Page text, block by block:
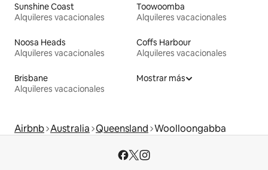
Sunshine Coast
Alquileres vacacionales
Toowoomba
Alquileres vacacionales
Noosa Heads
Alquileres vacacionales
Coffs Harbour
Alquileres vacacionales
Brisbane
Alquileres vacacionales
Mostrar más
Airbnb Australia Queensland Woolloongabba